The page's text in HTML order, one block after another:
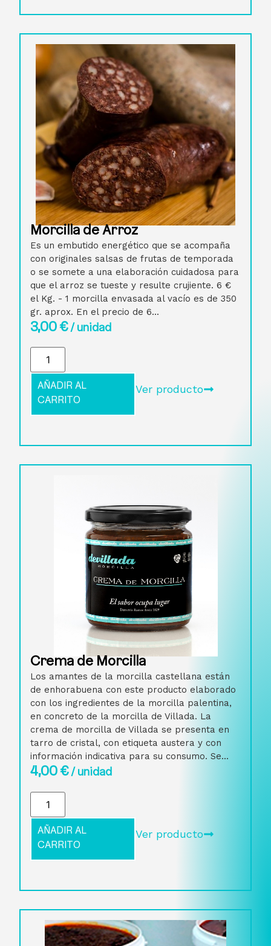
Morcilla de Arroz
Es un embutido energético que se acompaña
con originales salsas de frutas de temporada
o se somete a una elaboración cuidadosa para
que el arroz se tueste y resulte crujiente. 6 €
el Kg. - 1 morcilla envasada al vacío es de 350
gr. aprox. En el precio de 6...
3,00€/ unidad
AÑADIR AL
CARRITO
Ver producto
Crema de Morcilla
Los amantes de la morcilla castellana están
de enhorabuena con este producto elaborado
con los ingredientes de la morcilla palentina,
en concreto de la morcilla de Villada. La
crema de morcilla de Villada se presenta en
tarro de cristal, con etiqueta austera y con
información indicativa para su consumo. Se...
4,00€/ unidad
AÑADIR AL
CARRITO
Ver producto